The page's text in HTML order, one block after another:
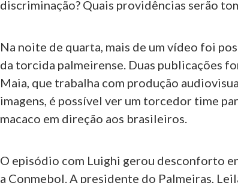
discriminação? Quais providências serão
Na noite de quarta, mais de um vídeo foi
da torcida palmeirense. Duas publicações
Maia, que trabalha com produção
imagens, é possível ver um torcedor time
macaco em direção aos brasileiros.
O episódio com Luighi gerou desconforto
a Conmebol. A presidente do Palmeiras,